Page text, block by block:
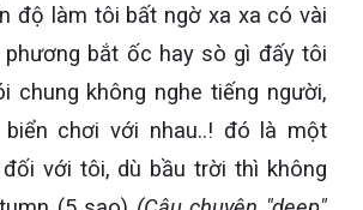
độ làm tôi bất ngờ xa xa có vài
phương bắt ốc hay sò gì đấy tôi
chung không nghe tiếng người,
chơi với nhau..! đó là một
với tôi, dù bầu trời thì không